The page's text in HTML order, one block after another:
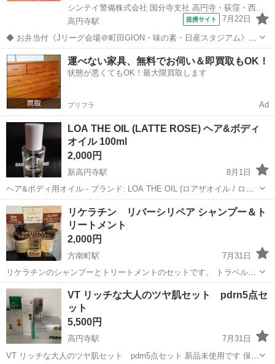
シンテイ警備株式会社 国分寺支社 高円寺・荻窪・西荻窪(33)エリア/A3203200124
高円寺駅
提携サイト 7月22日
◆ お弁当付《Jリーグ会場＠町田GION・味の素・日産スタジアム》で
働こう ◆ サッカーリーグの試合会場で警備をお任せ◎ 頑張る選手や
熱いサッカーファンたちと一緒に 熱気を感じながら 感動の瞬間を見届
けられるチャンスかも！...
東京 杉並区 高円寺駅 警備員
運べない家具、無料でお伺い＆即買取もOK！
状態が悪くてもOK！最大限買取します
プリフラ Ad
LOA THE OIL (LATTE ROSE) ヘア&ボディ
オイル 100ml
2,000円
新高円寺駅
8月1日
ヘア&ボディ用オイル - ブランド: LOA THE OIL (ロアザオイル / ロア
オイル) - 香り: LATTE ROSE (ラテローズ) - 容量: 100ml - 残量: 6割 -
購入: 2026年2...
東京 杉並区
リケラチン リバーシリペア シャンプー＆ト
リートメント
2,000円
方南町駅
7月31日
リケラチンのシャンプーとトリートメントのセットです。 トラベルセ
ットを使用してみたところ、香りが苦手だったため、ボトルのほうを
お譲りします。 【情報】 ブランド：リケラティン 種類：シャンプ
ー、トリートメント 容量：各32...
東京 杉並区 方南町駅 ヘアケア
VT リッチな大人のツヤ肌セット pdrn5点セ
ット
5,500円
高円寺駅
7月31日
VT リッチな大人のツヤ肌セット pdrn5点セット 新品未使用です 保湿